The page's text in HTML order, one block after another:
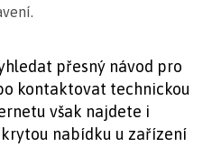
přesný návod pro
kontaktovat technickou
však najdete i
nabídku u zařízení